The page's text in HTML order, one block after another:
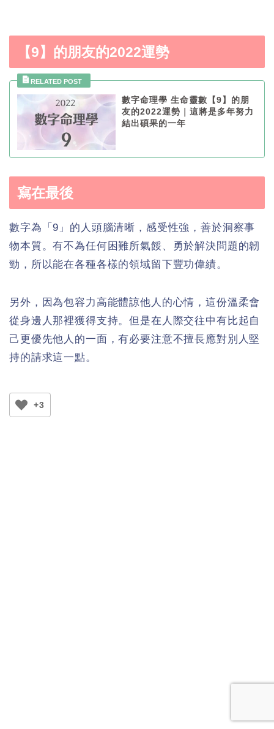
【9】的朋友的2022運勢
數字命理學 生命靈數【9】的朋
友的2022運勢｜這將是多年努力
結出碩果的一年
寫在最後
數字為「9」的人頭腦清晰，感受性強，善於洞察事
物本質。有不為任何困難所氣餒、勇於解決問題的韌
勁，所以能在各種各樣的領域留下豐功偉績。
另外，因為包容力高能體諒他人的心情，這份溫柔會
從身邊人那裡獲得支持。但是在人際交往中有比起自
己更優先他人的一面，有必要注意不擅長應對別人堅
持的請求這一點。
+3